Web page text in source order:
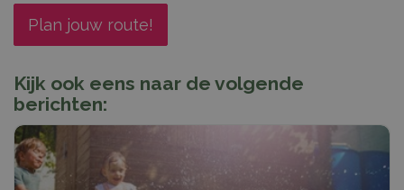
Plan jouw route!
Kijk ook eens naar de volgende
berichten: